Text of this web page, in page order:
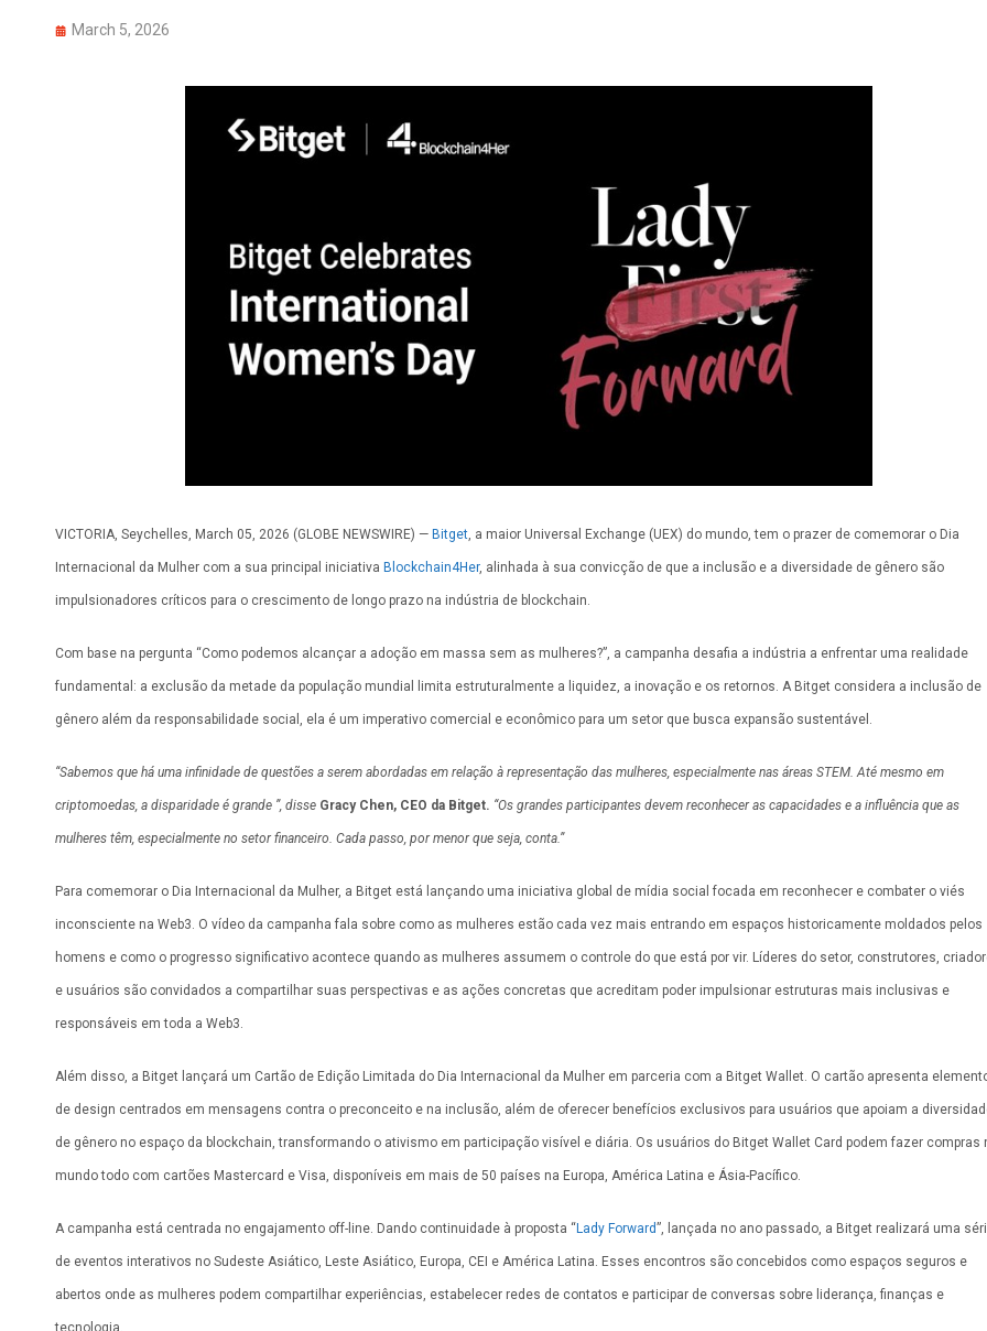
March 5, 2026
VICTORIA, Seychelles, March 05, 2026 (GLOBE NEWSWIRE) — Bitget , a maior Universal Exchange (UEX) do mundo, tem o prazer de comemorar o Dia
Internacional da Mulher com a sua principal iniciativa Blockchain4Her, alinhada à sua convicção de que a inclusão e a diversidade de gênero são
impulsionadores críticos para o crescimento de longo prazo na indústria de blockchain.
Com base na pergunta “Como podemos alcançar a adoção em massa sem as mulheres?”, a campanha desafia a indústria a enfrentar uma realidade
fundamental: a exclusão da metade da população mundial limita estruturalmente a liquidez, a inovação e os retornos. A Bitget considera a inclusão de
gênero além da responsabilidade social, ela é um imperativo comercial e econômico para um setor que busca expansão sustentável.
“Sabemos que há uma infinidade de questões a serem abordadas em relação à representação das mulheres, especialmente nas áreas STEM. Até mesmo em
criptomoedas, a disparidade é grande ”, disse Gracy Chen, CEO da Bitget. “Os grandes participantes devem reconhecer as capacidades e a influência que as
mulheres têm, especialmente no setor financeiro. Cada passo, por menor que seja, conta.”
Para comemorar o Dia Internacional da Mulher, a Bitget está lançando uma iniciativa global de mídia social focada em reconhecer e combater o viés
inconsciente na Web3. O vídeo da campanha fala sobre como as mulheres estão cada vez mais entrando em espaços historicamente moldados pelos
homens e como o progresso significativo acontece quando as mulheres assumem o controle do que está por vir. Líderes do setor, construtores,
e usuários são convidados a compartilhar suas perspectivas e as ações concretas que acreditam poder impulsionar estruturas mais inclusivas e
responsáveis em toda a Web3.
Além disso, a Bitget lançará um Cartão de Edição Limitada do Dia Internacional da Mulher em parceria com a Bitget Wallet. O cartão apresenta
de design centrados em mensagens contra o preconceito e na inclusão, além de oferecer benefícios exclusivos para usuários que apoiam a
de gênero no espaço da blockchain, transformando o ativismo em participação visível e diária. Os usuários do Bitget Wallet Card podem fazer compras
mundo todo com cartões Mastercard e Visa, disponíveis em mais de 50 países na Europa, América Latina e Ásia-Pacífico.
A campanha está centrada no engajamento off-line. Dando continuidade à proposta “Lady Forward”, lançada no ano passado, a Bitget realizará uma
de eventos interativos no Sudeste Asiático, Leste Asiático, Europa, CEI e América Latina. Esses encontros são concebidos como espaços seguros e
abertos onde as mulheres podem compartilhar experiências, estabelecer redes de contatos e participar de conversas sobre liderança, finanças e
tecnologia.